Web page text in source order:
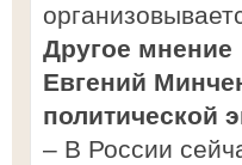
Другое мнение
Евгений
политической
– В России